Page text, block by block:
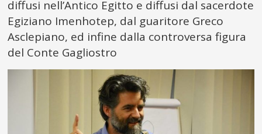
diffusi nell’Antico Egitto e diffusi dal sacerdote
Egiziano Imenhotep, dal guaritore Greco
Asclepiano, ed infine dalla controversa figura
del Conte Gagliostro